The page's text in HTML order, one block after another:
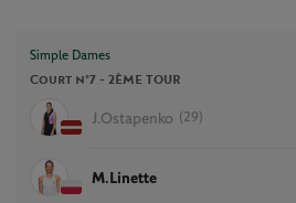
Simple Dames
Court n°7 - 2ÈME TOUR
J.Ostapenko (29)
M.Linette